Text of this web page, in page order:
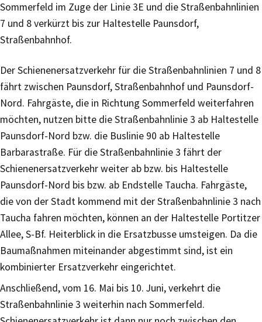
Sommerfeld im Zuge der Linie 3E und die Straßenbahnlinien
7 und 8 verkürzt bis zur Haltestelle Paunsdorf,
Straßenbahnhof.
Der Schienenersatzverkehr für die Straßenbahnlinien 7 und 8
fährt zwischen Paunsdorf, Straßenbahnhof und Paunsdorf-
Nord. Fahrgäste, die in Richtung Sommerfeld weiterfahren
möchten, nutzen bitte die Straßenbahnlinie 3 ab Haltestelle
Paunsdorf-Nord bzw. die Buslinie 90 ab Haltestelle
Barbarastraße. Für die Straßenbahnlinie 3 fährt der
Schienenersatzverkehr weiter ab bzw. bis Haltestelle
Paunsdorf-Nord bis bzw. ab Endstelle Taucha. Fahrgäste,
die von der Stadt kommend mit der Straßenbahnlinie 3 nach
Taucha fahren möchten, können an der Haltestelle Portitzer
Allee, S-Bf. Heiterblick in die Ersatzbusse umsteigen. Da die
Baumaßnahmen miteinander abgestimmt sind, ist ein
kombinierter Ersatzverkehr eingerichtet.
Anschließend, vom 16. Mai bis 10. Juni, verkehrt die
Straßenbahnlinie 3 weiterhin nach Sommerfeld.